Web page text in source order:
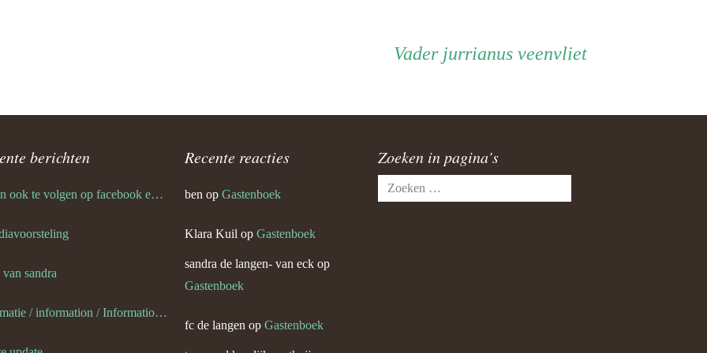
portugalreis jg-team foto’s
Spelen
van eck
van dijk
eck
Vader Vader
jurrianus veenvliet
berichten
ik ben ook te volgen op facebook en twitter
sandra
informatie / information / Informationen / l information
Recente reacties
ben op Gastenboek
Klara Kuil op Gastenboek
sandra de langen- van eck op
Gastenboek
fc de langen op Gastenboek
Zoeken in pagina’s
Zoeken
naar: